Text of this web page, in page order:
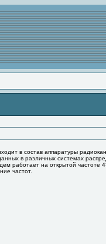
в состав аппаратуры
в различных системах
работает на открытой частоте
частот.